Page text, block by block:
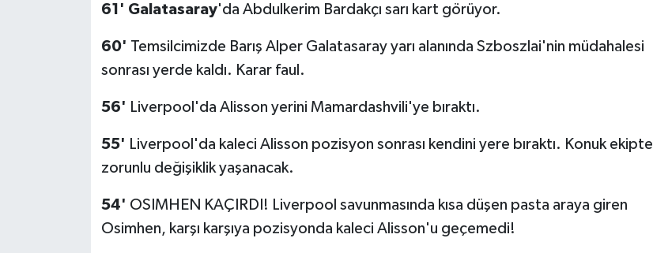
61' Galatasaray'da Abdulkerim Bardakçı sarı kart görüyor.
60' Temsilcimizde Barış Alper Galatasaray yarı alanında Szboszlai'nin müdahalesi
sonrası yerde kaldı. Karar faul.
56' Liverpool'da Alisson yerini Mamardashvili'ye bıraktı.
55' Liverpool'da kaleci Alisson pozisyon sonrası kendini yere bıraktı. Konuk ekipte
zorunlu değişiklik yaşanacak.
54' OSIMHEN KAÇIRDI! Liverpool savunmasında kısa düşen pasta araya giren
Osimhen, karşı karşıya pozisyonda kaleci Alisson'u geçemedi!